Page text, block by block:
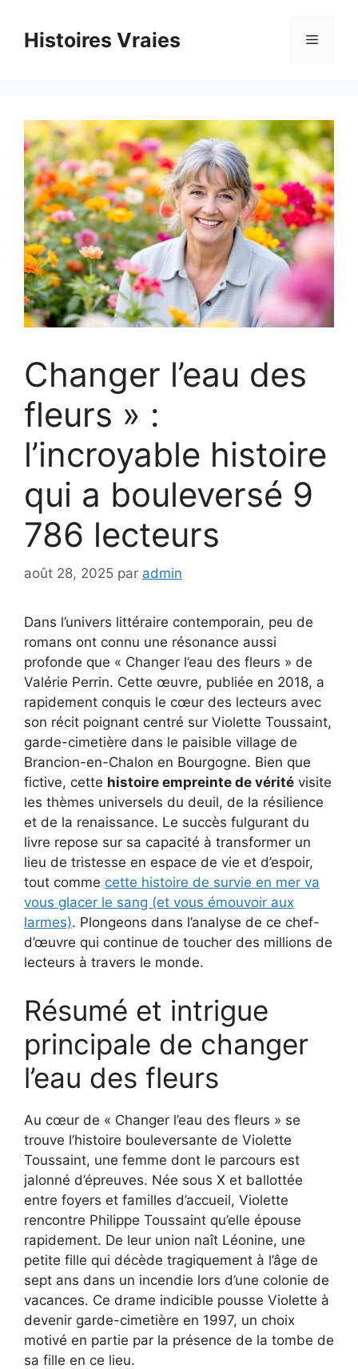
contenuHistoires Vraies Menu
Changer l’eau des
fleurs » :
l’incroyable histoire
qui a bouleversé 9
786 lecteurs
août 28, 2025 par admin
Dans l’univers littéraire contemporain, peu de
romans ont connu une résonance aussi
profonde que « Changer l’eau des fleurs » de
Valérie Perrin. Cette œuvre, publiée en 2018, a
rapidement conquis le cœur des lecteurs avec
son récit poignant centré sur Violette Toussaint,
garde-cimetière dans le paisible village de
Brancion-en-Chalon en Bourgogne. Bien que
fictive, cette histoire empreinte de vérité visite
les thèmes universels du deuil, de la résilience
et de la renaissance. Le succès fulgurant du
livre repose sur sa capacité à transformer un
lieu de tristesse en espace de vie et d’espoir,
tout comme cette histoire de survie en mer va
vous glacer le sang (et vous émouvoir aux
larmes). Plongeons dans l’analyse de ce chef-
d’œuvre qui continue de toucher des millions de
lecteurs à travers le monde.
Résumé et intrigue
principale de changer
l’eau des fleurs
Au cœur de « Changer l’eau des fleurs » se
trouve l’histoire bouleversante de Violette
Toussaint, une femme dont le parcours est
jalonné d’épreuves. Née sous X et ballottée
entre foyers et familles d’accueil, Violette
rencontre Philippe Toussaint qu’elle épouse
rapidement. De leur union naît Léonine, une
petite fille qui décède tragiquement à l’âge de
sept ans dans un incendie lors d’une colonie de
vacances. Ce drame indicible pousse Violette à
devenir garde-cimetière en 1997, un choix
motivé en partie par la présence de la tombe de
sa fille en ce lieu.